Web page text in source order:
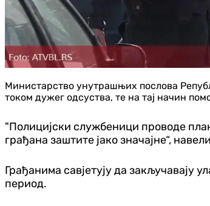
Министарство унутрашњих послова
током дужег одсуства, те на тај начин
"Полицијски службеници проводе
грађана заштите јако значајне“,
Грађанима савјетују да закључавају
период.